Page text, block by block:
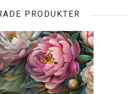
PRODUKTER